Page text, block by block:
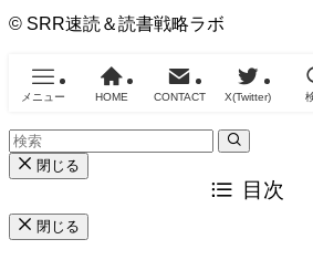
© SRR速読＆読書戦略ラボ
メニュー HOME CONTACT X(Twitter)
閉じる
目次
閉じる